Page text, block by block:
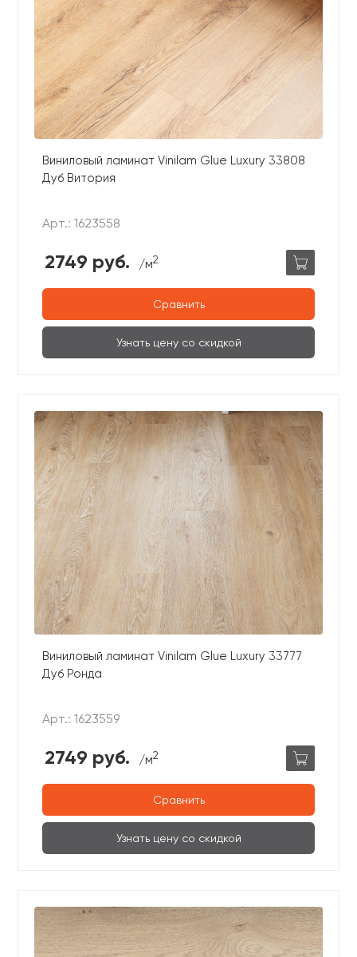
Виниловый ламинат Vinilam Glue Luxury 33808
Дуб Витория
Арт.: 1623558
2749 руб. /м2
Сравнить
Узнать цену со скидкой
Виниловый ламинат Vinilam Glue Luxury 33777
Дуб Ронда
Арт.: 1623559
2749 руб. /м2
Сравнить
Узнать цену со скидкой